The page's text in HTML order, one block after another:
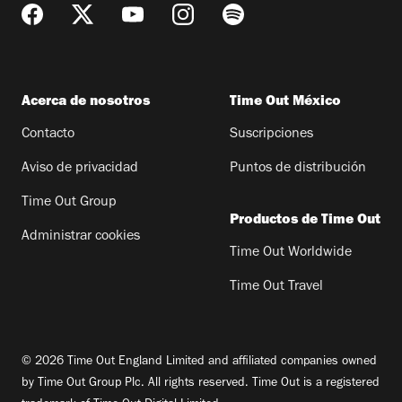
Acerca de nosotros
Contacto
Aviso de privacidad
Time Out Group
Administrar cookies
Time Out México
Suscripciones
Puntos de distribución
Productos de Time Out
Time Out Worldwide
Time Out Travel
© 2026 Time Out England Limited and affiliated companies owned
by Time Out Group Plc. All rights reserved. Time Out is a registered